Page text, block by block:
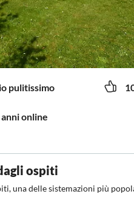
pulitissimo
online
ospiti
una delle sistemazioni più